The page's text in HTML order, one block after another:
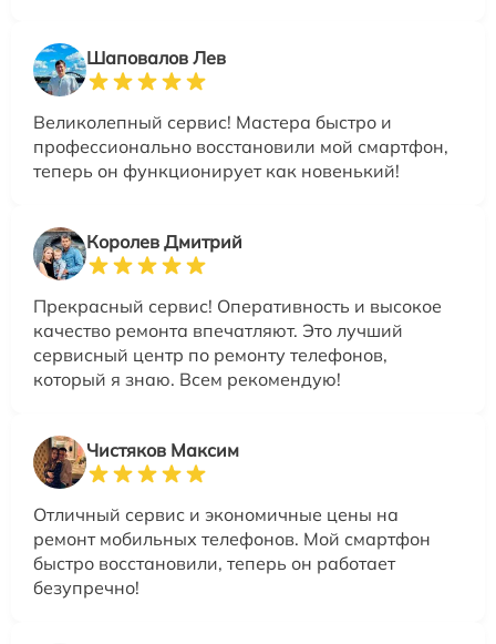
Шаповалов Лев
Великолепный сервис! Мастера быстро и
профессионально восстановили мой смартфон,
теперь он функционирует как новенький!
Королев Дмитрий
Прекрасный сервис! Оперативность и высокое
качество ремонта впечатляют. Это лучший
сервисный центр по ремонту телефонов,
который я знаю. Всем рекомендую!
Чистяков Максим
Отличный сервис и экономичные цены на
ремонт мобильных телефонов. Мой смартфон
быстро восстановили, теперь он работает
безупречно!